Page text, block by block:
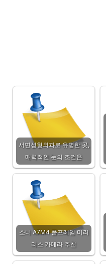
서면성형외과로 유명한 곳,
매력적인 눈의 조건은
소니 A7M4 풀프레임 미러
리스 카메라 추천